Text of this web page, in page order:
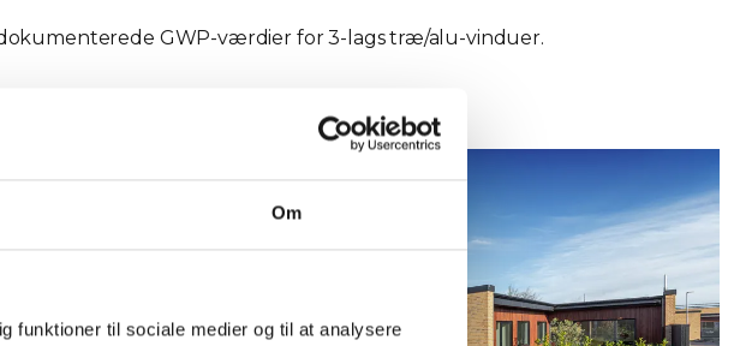
Om
funktioner til sociale medier og til at analysere
dokumenterede GWP-værdier for 3-lags træ/alu-vinduer.